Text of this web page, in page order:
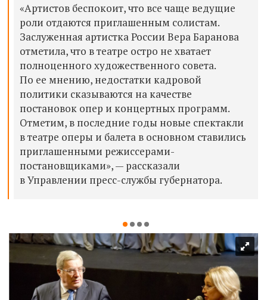
«Артистов беспокоит, что все чаще ведущие
роли отдаются приглашенным солистам.
Заслуженная артистка России Вера Баранова
отметила, что в театре остро не хватает
полноценного художественного совета.
По ее мнению, недостатки кадровой
политики сказываются на качестве
постановок опер и концертных программ.
Отметим, в последние годы новые спектакли
в театре оперы и балета в основном ставились
приглашенными режиссерами-
постановщиками», — рассказали
в Управлении пресс-службы губернатора.